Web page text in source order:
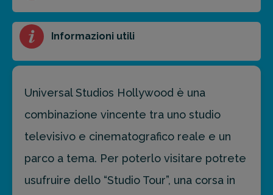
Breve Medio Punti chiave
prossima destinazione di viaggio.
FAI PREVENTIVO
Informazioni utili
Universal Studios Hollywood è una
combinazione vincente tra uno studio
televisivo e cinematografico reale e un
parco a tema. Per poterlo visitare potrete
usufruire dello “Studio Tour”, una corsa in